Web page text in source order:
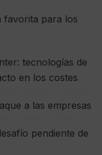
favorita para los
tecnologías de
en los costes
a las empresas
pendiente de